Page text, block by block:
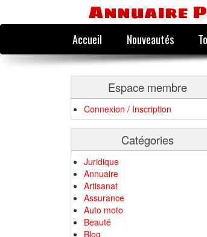
Annuaire
Accueil Nouveautés
Espace membre
Connexion / Inscription
Catégories
Juridique
Annuaire
Artisanat
Assurance
Auto moto
Beauté
Blog